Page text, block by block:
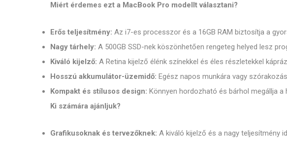
Miért érdemes ezt a MacBook Pro modellt választani?
Erős teljesítmény: Az i7-es processzor és a 16GB RAM biztosítja a
Nagy tárhely: A 500GB SSD-nek köszönhetően rengeteg helyed lesz
Kiváló kijelző: A Retina kijelző élénk színekkel és éles részletekkel
Hosszú akkumulátor-üzemidő: Egész napos munkára vagy
Kompakt és stílusos design: Könnyen hordozható és bárhol megállja a
Ki számára ajánljuk?
Grafikusoknak és tervezőknek: A kiváló kijelző és a nagy teljesítmény